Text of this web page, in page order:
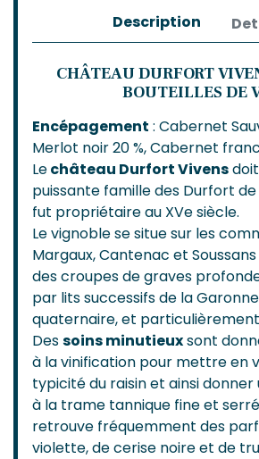
Description
CHÂTEAU DURFORT
BOUTEILLES DE
Encépagement : Cabernet
Merlot noir 20 %, Cabernet franc
Lechâteau Durfort Vivens
puissante famille des Durfort de
fut propriétaire au XVe siècle.
Le vignoble se situe sur les
Margaux, Cantenac et
des croupes de graves
par lits successifs de la
quaternaire, et
Dessoins minutieuxsont
à la vinification pour mettre en
typicité du raisin et ainsi
à la trame tannique fine et
retrouve fréquemment des
violette, de cerise noire et de